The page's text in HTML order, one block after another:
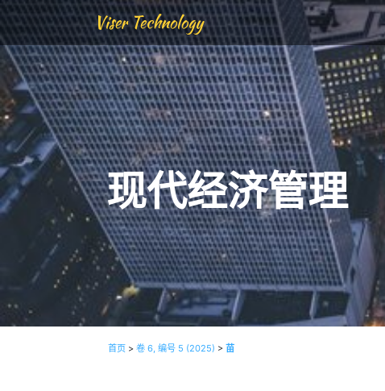
Viser Technology
现代经济管理
首页 >卷 6, 编号 5 (2025) >苗